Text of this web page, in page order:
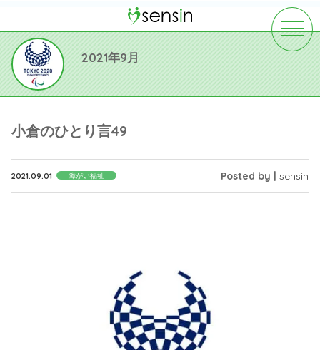
toggle
2021年9月
小倉のひとり言49
2021.09.01 障がい福祉 Posted by | sensin